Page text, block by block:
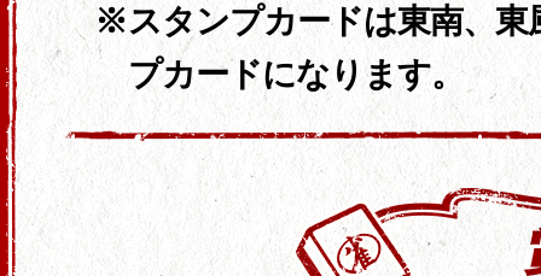
スタンプカードは東南、
プカードになります。